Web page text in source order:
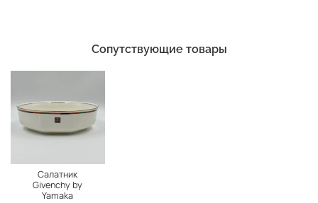
Сопутствующие товары
Салатник
Givenchy by
Yamaka